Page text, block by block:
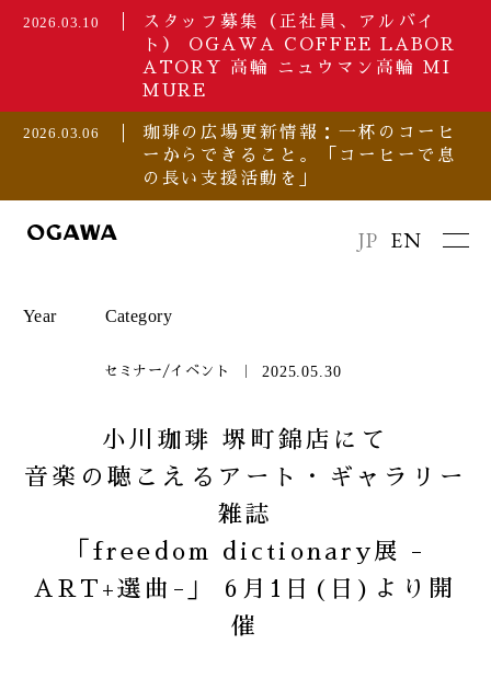
2026.03.10
スタッフ募集（正社員、アルバイ
ト） OGAWA COFFEE LABOR
ATORY 高輪 ニュウマン高輪 MI
MURE
2026.03.06
珈琲の広場更新情報：一杯のコーヒ
ーからできること。「コーヒーで息
の長い支援活動を」
JP EN
Year
2025
2024
Category
プレスリリース
お知らせ
セミナー/イベント 2025.05.30
小川珈琲 堺町錦店にて
音楽の聴こえるアート・ギャラリー
雑誌
「freedom dictionary展 -
ART+選曲-」 6月1日(日)より開
催